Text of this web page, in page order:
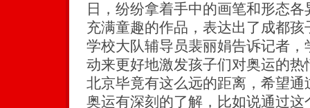
日，纷纷拿着手中的画笔和形态
充满童趣的作品，表达出了成都
学校大队辅导员裴丽娟告诉记者
动来更好地激发孩子们对奥运的热
北京毕竟有这么远的距离，希望
奥运有深刻的了解，比如说通过